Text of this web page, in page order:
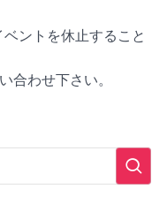
ントを休止すること
合わせ下さい。